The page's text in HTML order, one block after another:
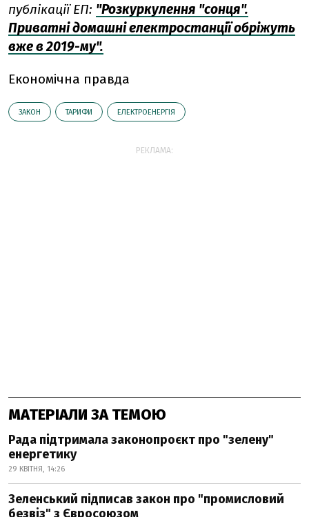
публікації ЕП: "Розкуркулення "сонця".
Приватні домашні електростанції обріжуть
вже в 2019-му".
Економічна правда
ЗАКОН ТАРИФИ ЕЛЕКТРОЕНЕРГІЯ
РЕКЛАМА:
МАТЕРІАЛИ ЗА ТЕМОЮ
Рада підтримала законопроєкт про "зелену"
енергетику
29 КВІТНЯ, 14:26
Зеленський підписав закон про "промисловий
безвіз" з Євросоюзом